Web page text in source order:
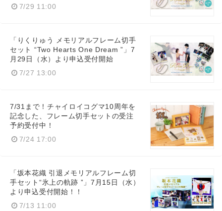
7/29 11:00
「りくりゅう メモリアルフレーム切手
セット “Two Hearts One Dream ”」7
月29日（水）より申込受付開始
7/27 13:00
7/31まで！チャイロイコグマ10周年を
記念した、フレーム切手セットの受注
予約受付中！
7/24 17:00
「坂本花織 引退メモリアルフレーム切
手セット“氷上の軌跡 ”」7月15日（水）
より申込受付開始！！
7/13 11:00